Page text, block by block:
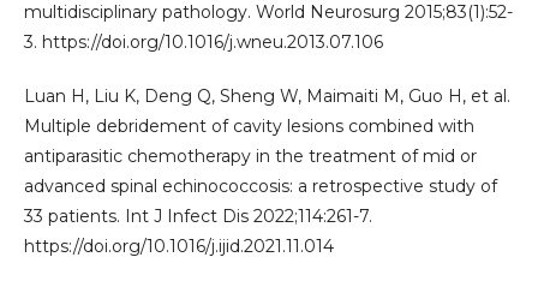
multidisciplinary pathology. World Neurosurg 2015;83(1):52-
3. https://doi.org/10.1016/j.wneu.2013.07.106
Luan H, Liu K, Deng Q, Sheng W, Maimaiti M, Guo H, et al.
Multiple debridement of cavity lesions combined with
antiparasitic chemotherapy in the treatment of mid or
advanced spinal echinococcosis: a retrospective study of
33 patients. Int J Infect Dis 2022;114:261-7.
https://doi.org/10.1016/j.ijid.2021.11.014